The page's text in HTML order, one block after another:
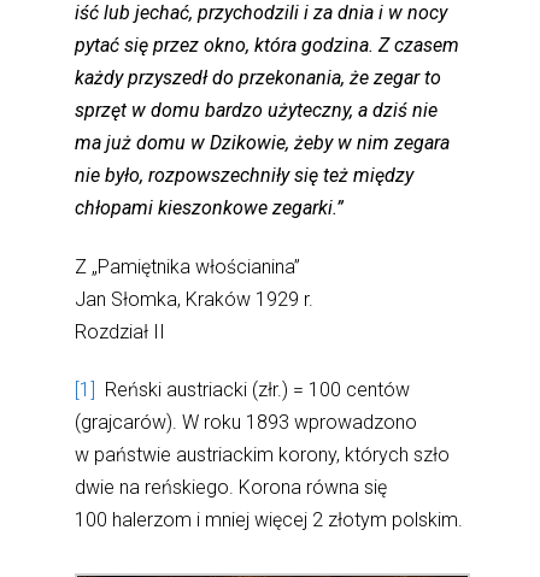
iść lub jechać, przychodzili i za dnia i w nocy
pytać się przez okno, która godzina. Z czasem
każdy przyszedł do przekonania, że zegar to
sprzęt w domu bardzo użyteczny, a dziś nie
ma już domu w Dzikowie, żeby w nim zegara
nie było, rozpowszechniły się też między
chłopami kieszonkowe zegarki.”
Z „Pamiętnika włościanina”
Jan Słomka, Kraków 1929 r.
Rozdział II
[1] Reński austriacki (złr.) = 100 centów
(grajcarów). W roku 1893 wprowadzono
w państwie austriackim korony, których szło
dwie na reńskiego. Korona równa się
100 halerzom i mniej więcej 2 złotym polskim.